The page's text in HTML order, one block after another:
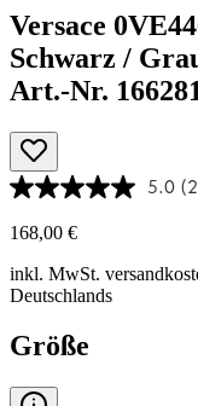
Versace
Schwarz /
Art.-Nr.
5.0
168,00 €
inkl. MwSt.
Deutschlands
Größe